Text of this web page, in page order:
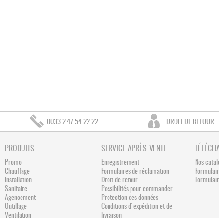
0033 2 47 54 22 22 DROIT DE RETOUR
PRODUITS
Promo
Chauffage
Installation
Sanitaire
Agencement
Outillage
Ventilation
SERVICE APRÈS-VENTE
Enregistrement
Formulaires de réclamation
Droit de retour
Possibilités pour commander
Protection des données
Conditions d'expédition et de
livraison
Nos